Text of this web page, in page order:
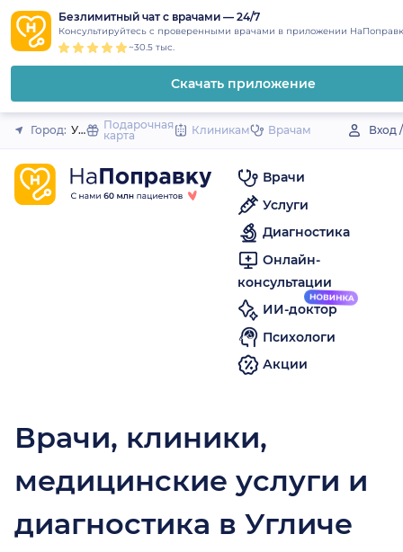
to
content
Безлимитный чат с врачами — 24/7
Консультируйтесь с проверенными врачами в приложении
~30.5 тыс.
Скачать приложение
Закрыть
Город: Углич Подарочная
карта
Клиникам Врачам Вход
Врачи
Услуги
Диагностика
Онлайн-
консультации
ИИ-доктор
Психологи
Акции
Врачи, клиники,
медицинские услуги и
диагностика в Угличе